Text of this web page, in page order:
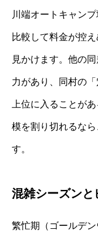
川端オートキャン
比較して料金が控
見かけます。他の
力があり、同村の
上位に入ることが
模を割り切れるな
す。
混雑シーズンと
繁忙期（ゴールデ